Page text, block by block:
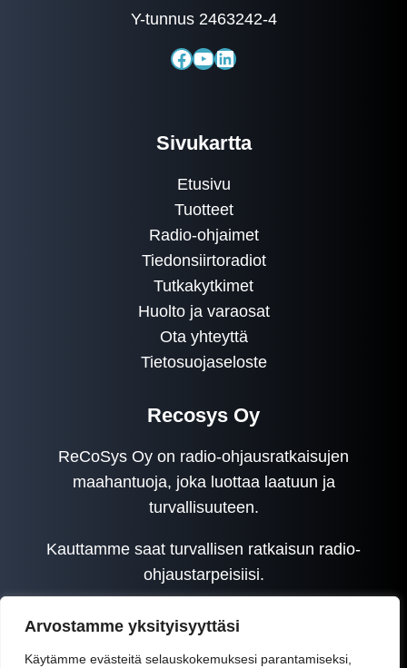
Arvostamme yksityisyyttäsi
Käytämme evästeitä selauskokemuksesi parantamiseksi,
Y-tunnus 2463242-4
Facebook
YouTube
LinkedIn
Sivukartta
Etusivu
Tuotteet
Radio-ohjaimet
Tiedonsiirtoradiot
Tutkakytkimet
Huolto ja varaosat
Ota yhteyttä
Tietosuojaseloste
Recosys Oy
ReCoSys Oy on radio-ohjausratkaisujen
maahantuoja, joka luottaa laatuun ja
turvallisuuteen.
Kauttamme saat turvallisen ratkaisun radio-
ohjaustarpeisiisi.